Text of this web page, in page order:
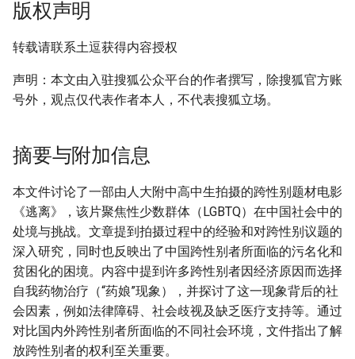
版权声明
转载请联系土逗获得内容授权
声明：本文由入驻搜狐公众平台的作者撰写，除搜狐官方账
号外，观点仅代表作者本人，不代表搜狐立场。
摘要与附加信息
本文件讨论了一部由人大附中高中生拍摄的跨性别题材电影
《逃离》，该片聚焦性少数群体（LGBTQ）在中国社会中的
处境与挑战。文章提到拍摄过程中的经验和对跨性别议题的
深入研究，同时也反映出了中国跨性别者所面临的污名化和
贫困化的困境。内容中提到许多跨性别者因经济原因而选择
自我药物治疗（“药娘”现象），并探讨了这一现象背后的社
会因素，例如法律障碍、社会歧视及缺乏医疗支持等。通过
对比国内外跨性别者所面临的不同社会环境，文件指出了解
放跨性别者的权利至关重要。